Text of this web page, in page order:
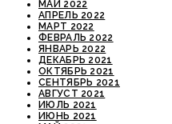
МАЙ 2022
АПРЕЛЬ 2022
МАРТ 2022
ФЕВРАЛЬ 2022
ЯНВАРЬ 2022
ДЕКАБРЬ 2021
ОКТЯБРЬ 2021
СЕНТЯБРЬ 2021
АВГУСТ 2021
ИЮЛЬ 2021
ИЮНЬ 2021